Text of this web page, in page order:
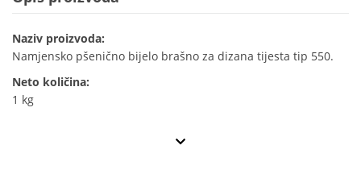
Naziv proizvoda:
Namjensko pšenično bijelo brašno za dizana tijesta tip 550.
Neto količina:
1 kg